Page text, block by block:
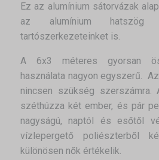
Ez az alumínium sátorvázak
az alumínium hatszög
tartószerkezeteinket is.
A 6x3 méteres gyorsan
használata nagyon egyszerű.
nincsen szükség szerszámra.
széthúzza két ember, és pár
nagyságú, naptól és esőtől
vízlepergető poliészterből
különösen nők értékelik.